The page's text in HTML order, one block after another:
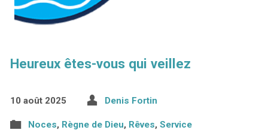
Heureux êtes-vous qui veillez
10 août 2025 Denis Fortin
Noces, Règne de Dieu, Rêves, Service